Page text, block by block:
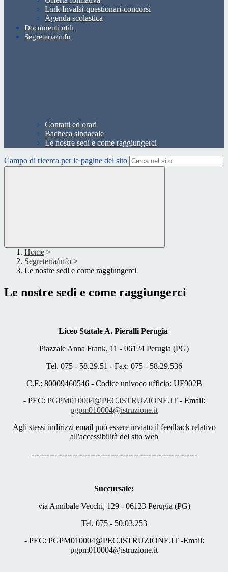
Link Invalsi-questionari-concorsi
Agenda scolastica
Documenti utili
Segreteria/info
Contatti ed orari
Bacheca sindacale
Le nostre sedi e come raggiungerci
Campo di ricerca per le pagine del sito
Home >
Segreteria/info >
Le nostre sedi e come raggiungerci
Le nostre sedi e come raggiungerci
Liceo Statale A. Pieralli Perugia
Piazzale Anna Frank, 11 - 06124 Perugia (PG)
Tel. 075 - 58.29.51 - Fax: 075 - 58.29.536
C.F.: 80009460546 - Codice univoco ufficio: UF902B
- PEC: PGPM010004@PEC.ISTRUZIONE.IT- Email:
pgpm010004@istruzione.it
Agli stessi indirizzi email può essere inviato il feedback relativo
all'accessibilità del sito web
-----------------------------------------------------------------
Succursale:
via Annibale Vecchi, 129 - 06123 Perugia (PG)
Tel. 075 - 50.03.253
- PEC: PGPM010004@PEC.ISTRUZIONE.IT -Email:
pgpm010004@istruzione.it